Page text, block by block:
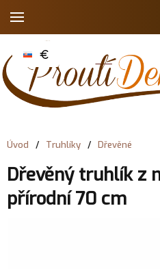
Úvod / Truhlíky / Dřevěné
Dřevěný truhlík z
přírodní 70 cm